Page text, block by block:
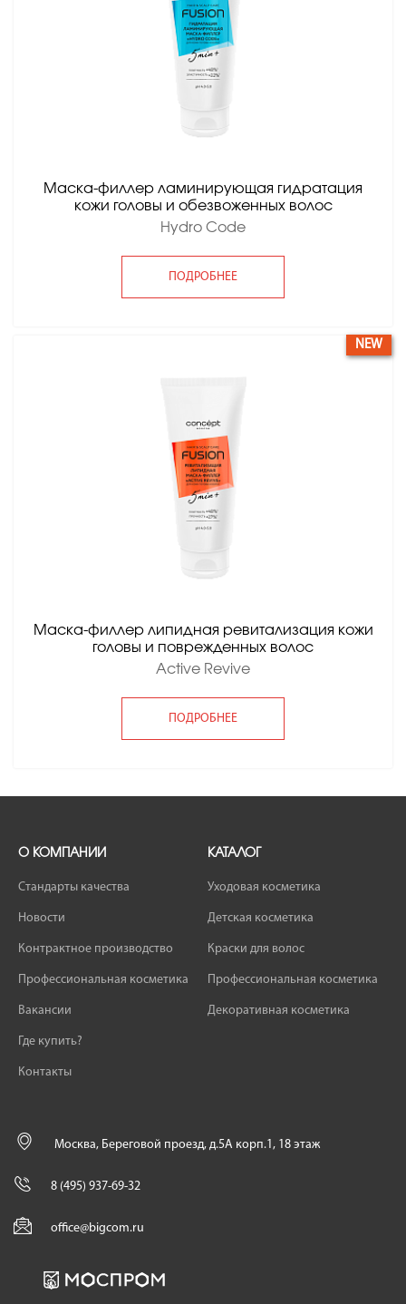
Маска-филлер ламинирующая гидратация
кожи головы и обезвоженных волос
Hydro Code
ПОДРОБНЕЕ
Маска-филлер липидная ревитализация кожи
головы и поврежденных волос
Active Revive
ПОДРОБНЕЕ
NEW
О КОМПАНИИ
Стандарты качества
Новости
Контрактное производство
Профессиональная косметика
Вакансии
Где купить?
Контакты
КАТАЛОГ
Уходовая косметика
Детская косметика
Краски для волос
Профессиональная косметика
Декоративная косметика
Москва, Береговой проезд, д.5А корп.1, 18 этаж
8 (495) 937-69-32
office@bigcom.ru